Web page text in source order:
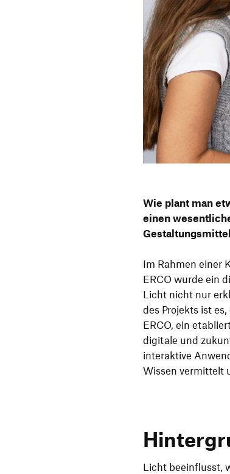
Wie plant man
einen
Im Rahmen einer
ERCO wurde ein
Licht nicht nur
des Projekts ist
ERCO, ein
digitale und
interaktive
Wissen vermittelt
Licht beeinflusst,